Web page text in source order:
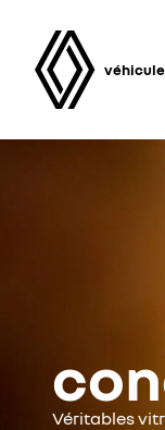
Véritables